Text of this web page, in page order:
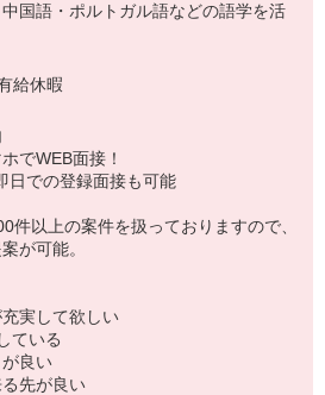
国語・ポルトガル語などの語学を活
給休暇
でWEB面接！
日での登録面接も可能
件以上の案件を扱っておりますので、
が可能。
実して欲しい
ている
が良い
先が良い